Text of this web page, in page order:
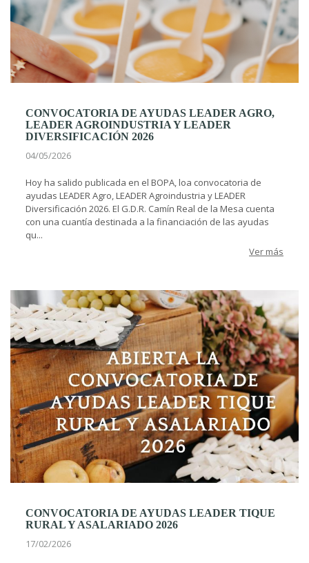
CONVOCATORIA DE AYUDAS LEADER AGRO,
LEADER AGROINDUSTRIA Y LEADER
DIVERSIFICACIÓN 2026
04/05/2026
Hoy ha salido publicada en el BOPA, loa convocatoria de
ayudas LEADER Agro, LEADER Agroindustria y LEADER
Diversificación 2026. El G.D.R. Camín Real de la Mesa cuenta
con una cuantía destinada a la financiación de las ayudas
qu...
Ver más
CONVOCATORIA DE AYUDAS LEADER TIQUE
RURAL Y ASALARIADO 2026
17/02/2026